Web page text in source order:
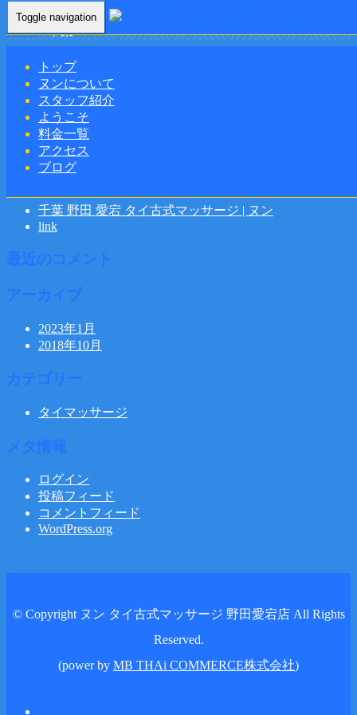
Toggle navigation
トップ
ヌンについて
スタッフ紹介
ようこそ
料金一覧
アクセス
ブログ
Home-千葉 …
千葉 野田 愛宕 タイ古式マッサージ | ヌン
最近の投稿
千葉 野田 愛宕 タイ古式マッサージ | ヌン
link
最近のコメント
アーカイブ
2023年1月
2018年10月
カテゴリー
タイマッサージ
メタ情報
ログイン
投稿フィード
コメントフィード
WordPress.org
© Copyright ヌン タイ古式マッサージ 野田愛宕店 All Rights
Reserved.
(power by MB THAi COMMERCE株式会社)